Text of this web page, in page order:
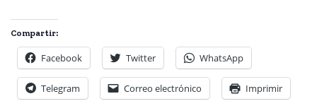
Compartir:
Facebook Twitter WhatsApp
Telegram Correo electrónico Imprimir